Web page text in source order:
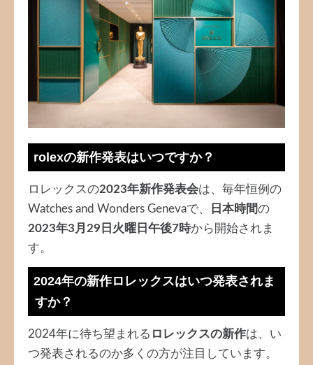
rolexの新作発表はいつですか？
ロレックスの2023年新作発表会は、毎年恒例の
Watches and Wonders Genevaで、
日本時間の
2023年3月29日火曜日午後7時から開始されま
す。
2024年の新作ロレックスはいつ発表されま
すか？
2024年に待ち望まれる ロレックスの新作は、い
つ発表されるのか多くの方が注目しています。